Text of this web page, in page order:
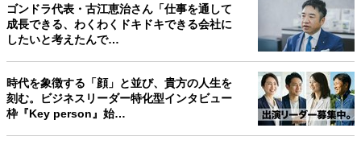
ゴンドラ代表・古江恵治さん「仕事を通して
成長できる、わくわくドキドキできる会社に
したいと考えたんで…
時代を象徴する「顔」と並び、貴方の人生を
刻む。ビジネスリーダー特化型インタビュー
枠『Key person』始…